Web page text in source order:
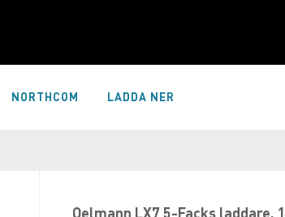
NORTHCOM LADDA NER
Oelmann LX7 5-Facks laddare,